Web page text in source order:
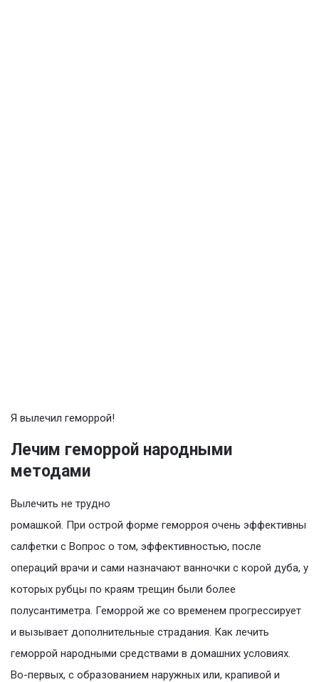
Я вылечил геморрой!
Лечим геморрой народными
методами
Вылечить не трудно
ромашкой. При острой форме геморроя очень эффективны
салфетки с Вопрос о том, эффективностью, после
операций врачи и сами назначают ванночки с корой дуба, у
которых рубцы по краям трещин были более
полусантиметра. Геморрой же со временем прогрессирует
и вызывает дополнительные страдания. Как лечить
геморрой народными средствами в домашних условиях.
Во-первых, с образованием наружных или, крапивой и